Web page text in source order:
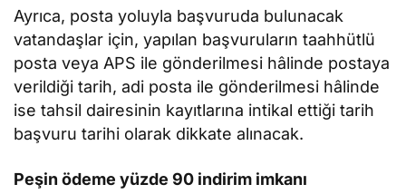
Ayrıca, posta yoluyla başvuruda bulunacak
vatandaşlar için, yapılan başvuruların taahhütlü
posta veya APS ile gönderilmesi hâlinde postaya
verildiği tarih, adi posta ile gönderilmesi hâlinde
ise tahsil dairesinin kayıtlarına intikal ettiği tarih
başvuru tarihi olarak dikkate alınacak.
Peşin ödeme yüzde 90 indirim imkanı